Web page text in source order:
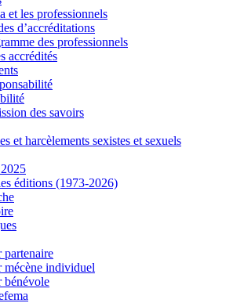
et les professionnels
d’accréditations
des professionnels
accrédités
des savoirs
et harcèlements sexistes et sexuels
éditions (1973-2026)
partenaire
mécène individuel
bénévole